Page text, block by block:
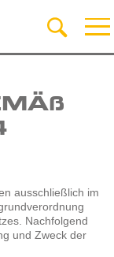
ausschließlich im
Nachfolgend
und Zweck der